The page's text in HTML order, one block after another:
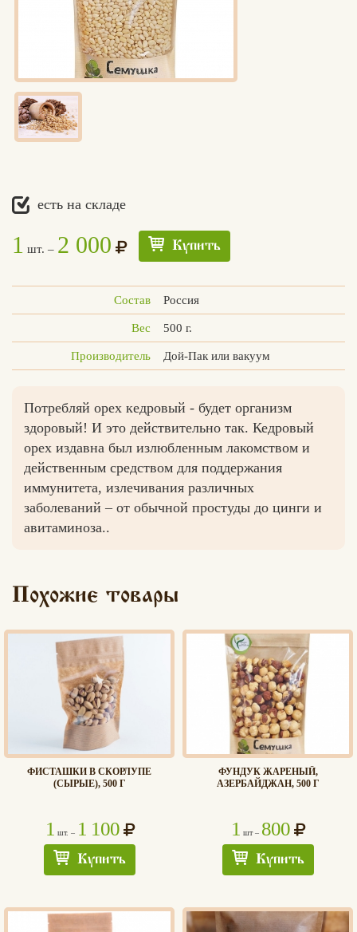
Едлин
Вконтакте
Max
есть на складе
1 шт. – 2 000 Купить
Состав Россия
Вес 500 г.
Производитель Дой-Пак или вакуум
Потребляй орех кедровый - будет организм
здоровый! И это действительно так. Кедровый
орех издавна был излюбленным лакомством и
действенным средством для поддержания
иммунитета, излечивания различных
заболеваний – от обычной простуды до цинги и
авитаминоза..
Похожие товары
ФИСТАШКИ В СКОРЛУПЕ
(СЫРЫЕ), 500 Г
1 шт. – 1 100
Купить
ФУНДУК ЖАРЕНЫЙ,
АЗЕРБАЙДЖАН, 500 Г
1 шт – 800
Купить